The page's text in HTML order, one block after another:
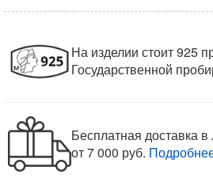
На изделии стоит 925
Государственной
Бесплатная доставка
от 7 000 руб.